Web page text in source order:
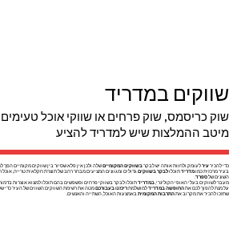
שווקים במדריד
שוק כריסמס, שוק פרחים או שווקי אוכל
מיטב ההמלצות שיש למדריד להציע
כדי להכירעירלעומק ולחוות אותה יש לבקרבשווקים המקומייםשלה ולכן אין פלא שסיור בין שווקים מקומיים הפך
בעיר מרכזית כמומדרידתוכלולבקר בשווקים גדולים ומגוונים המציעים מבחר רחב של תוצרת חקלאית טרייה,
השונים שלספרד
מעבר לשווקים בעלי האופי הקולינרי,במדרידתוכלו לבקר בשווקי פרחים ופשפשים בהם תוכלו למצוא אוצרות בדמות
על מנת להפוך לכם אתהחופשה במדרידלמושלמתריכזנו בעבורכםמטה את רשימת השווקים השווים של העיר כדי
שתזכו להכיר את מקרוב אתהתרבות המקומית באמצעות האוכל, השתייה והאנשים.